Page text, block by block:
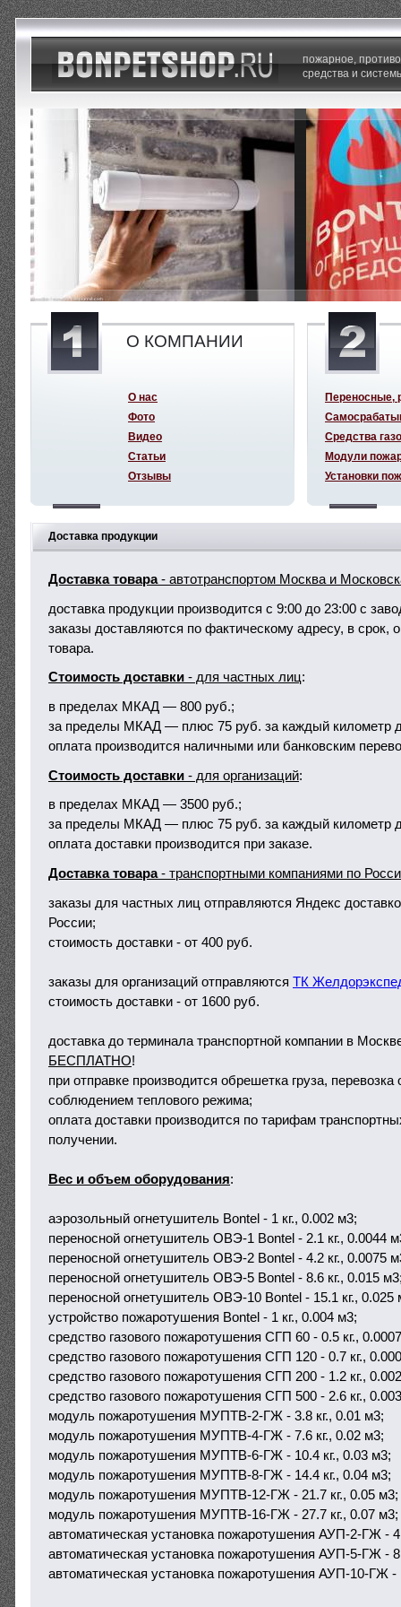
Доставка продукции
Доставка товара- автотранспортом Москва и
доставка продукции производится с 9:00 до 23:00 с
заказы доставляются по фактическому адресу, в срок,
товара.
Стоимость доставки - для частных лиц:
в пределах МКАД — 800 руб.;
за пределы МКАД — плюс 75 руб. за каждый километр
оплата производится наличными или банковским
Стоимость доставки - для организаций:
в пределах МКАД — 3500 руб.;
за пределы МКАД — плюс 75 руб. за каждый километр
оплата доставки производится при заказе.
Доставка товара- транспортными компаниями по
заказы для частных лиц отправляются Яндекс
России;
стоимость доставки - от 400 руб.
заказы для организаций отправляются ТК
стоимость доставки - от 1600 руб.
доставка до терминала транспортной компании в
БЕСПЛАТНО!
при отправке производится обрешетка груза,
соблюдением теплового режима;
оплата доставки производится по тарифам
получении.
Вес и объем оборудования:
аэрозольный огнетушитель Bontel - 1 кг., 0.002 м3;
переносной огнетушитель ОВЭ-1 Bontel - 2.1 кг., 0.0044
переносной огнетушитель ОВЭ-2 Bontel - 4.2 кг., 0.0075
переносной огнетушитель ОВЭ-5 Bontel - 8.6 кг., 0.015
переносной огнетушитель ОВЭ-10 Bontel - 15.1 кг., 0.025
устройство пожаротушения Bontel - 1 кг., 0.004 м3;
средство газового пожаротушения СГП 60 - 0.5 кг.,
средство газового пожаротушения СГП 120 - 0.7 кг.,
средство газового пожаротушения СГП 200 - 1.2 кг.,
средство газового пожаротушения СГП 500 - 2.6 кг.,
модуль пожаротушения МУПТВ-2-ГЖ - 3.8 кг., 0.01 м3;
модуль пожаротушения МУПТВ-4-ГЖ - 7.6 кг., 0.02 м3;
модуль пожаротушения МУПТВ-6-ГЖ - 10.4 кг., 0.03 м3;
модуль пожаротушения МУПТВ-8-ГЖ - 14.4 кг., 0.04 м3;
модуль пожаротушения МУПТВ-12-ГЖ - 21.7 кг., 0.05 м3;
модуль пожаротушения МУПТВ-16-ГЖ - 27.7 кг., 0.07 м3;
автоматическая установка пожаротушения АУП-2-ГЖ -
автоматическая установка пожаротушения АУП-5-ГЖ -
автоматическая установка пожаротушения АУП-10-ГЖ -
пожарное,
средства и
О КОМПАНИИ
О нас
Фото
Видео
Статьи
Отзывы
Переносные,
Средства
Модули
Установки